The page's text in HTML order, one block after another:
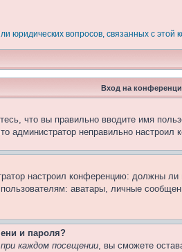
юридических вопросов, связанных с этой
Вход на
что вы правильно вводите имя
администратор неправильно
настроил конференцию: должны
аватары, личные
и пароля?
каждом посещении, вы сможете